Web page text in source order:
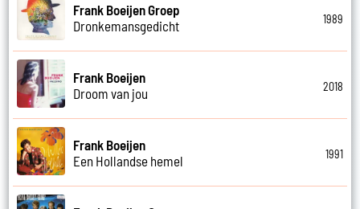
Frank Boeijen Groep
Dronkemansgedicht
1989
Frank Boeijen
Droom van jou
2018
Frank Boeijen
Een Hollandse hemel
1991